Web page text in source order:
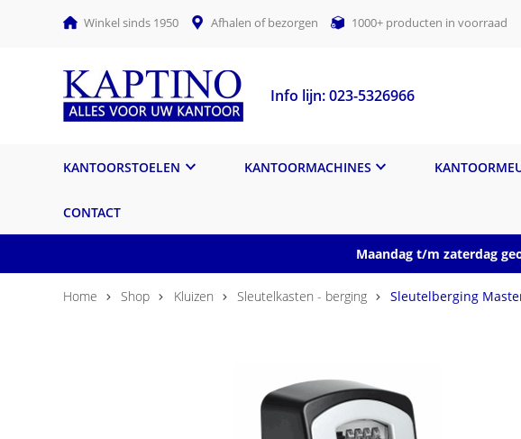
Winkel sinds 1950 Afhalen of bezorgen 1000+ producten in voorraad
Info lijn: 023-5326966
KANTOORSTOELEN KANTOORMACHINES
CONTACT
Maandag t/m zaterdag
Home Shop Kluizen Sleutelkasten - berging Sleutelberging